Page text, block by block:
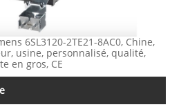
6SL3120-2TE21-8AC0, Chine,
usine, personnalisé, qualité,
en gros, CE